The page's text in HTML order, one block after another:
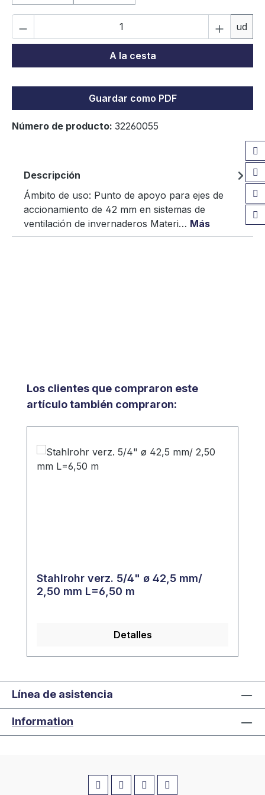
Cantidad del producto: introduce laud
A la cesta
Guardar como PDF
Número de producto: 32260055
Descripción
Ámbito de uso: Punto de apoyo para ejes de
accionamiento de 42 mm en sistemas de
ventilación de invernaderos Materi… Más
Omitir la galería de productos
Los clientes que compraron este
artículo también compraron:
Stahlrohr verz. 5/4" ø 42,5 mm/
2,50 mm L=6,50 m
Detalles
Línea de asistencia
Information